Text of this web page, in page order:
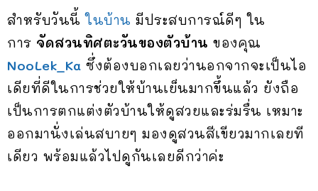
สำหรับวันนี้ในบ้าน มีประสบการณ์ดีๆ ใน
การ จัดสวนทิศตะวันของตัวบ้าน ของคุณ
NooLek_Ka ซึ่งต้องบอกเลยว่านอกจากจะเป็นไอ
เดียที่ดีในการช่วยให้บ้านเย็นมากขึ้นแล้ว ยังถือ
เป็นการตกแต่งตัวบ้านให้ดูสวยและร่มรื่น เหมาะ
ออกมานั่งเล่นสบายๆ มองดูสวนสีเขียวมากเลยที
เดียว พร้อมแล้วไปดูกันเลยดีกว่าค่ะ